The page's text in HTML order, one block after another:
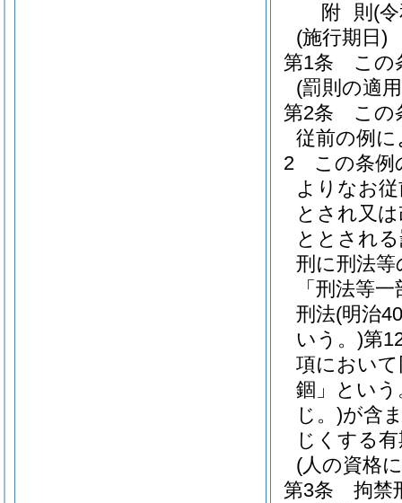
附 則 (
(施行期日)
第1条
この
(罰則の適
第2条
この
従前の例
2
この条例
よりなお
とされ又
ととされ
刑に刑法
「刑法等
刑法(明治
いう。)第
項におい
錮」という
じ。)が含
じくする
(人の資格
第3条
拘禁